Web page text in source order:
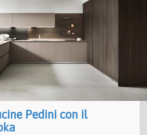
Pedini con il